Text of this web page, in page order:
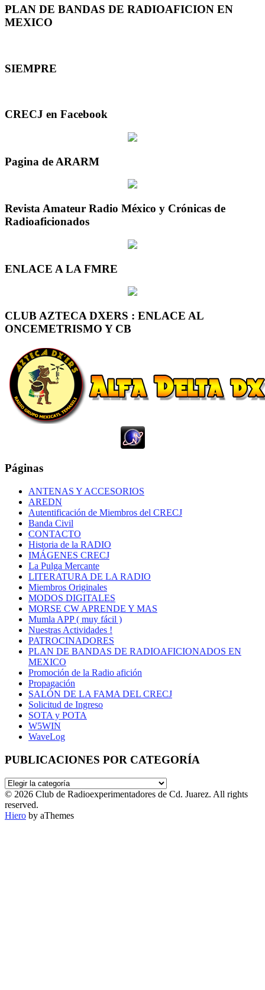
PLAN DE BANDAS DE RADIOAFICION EN
MEXICO
SIEMPRE
CRECJ en Facebook
Pagina de ARARM
Revista Amateur Radio México y Crónicas de
Radioaficionados
ENLACE A LA FMRE
CLUB AZTECA DXERS : ENLACE AL
ONCEMETRISMO Y CB
Páginas
ANTENAS Y ACCESORIOS
AREDN
Autentificación de Miembros del CRECJ
Banda Civil
CONTACTO
Historia de la RADIO
IMÁGENES CRECJ
La Pulga Mercante
LITERATURA DE LA RADIO
Miembros Originales
MODOS DIGITALES
MORSE CW APRENDE Y MAS
Mumla APP ( muy fácil )
Nuestras Actividades !
PATROCINADORES
PLAN DE BANDAS DE RADIOAFICIONADOS EN
MEXICO
Promoción de la Radio afición
Propagación
SALÓN DE LA FAMA DEL CRECJ
Solicitud de Ingreso
SOTA y POTA
W5WIN
WaveLog
PUBLICACIONES POR CATEGORÍA
PUBLICACIONES
POR
CATEGORÍA
© 2026 Club de Radioexperimentadores de Cd. Juarez. All rights
reserved.
Hiero by aThemes